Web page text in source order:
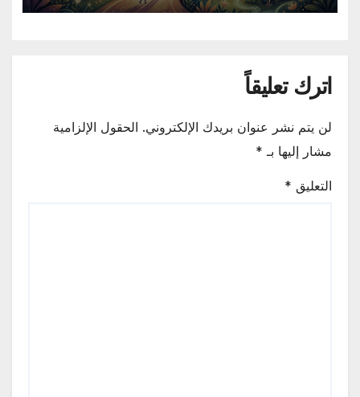
اترك تعليقاً
لن يتم نشر عنوان بريدك الإلكتروني. الحقول الإلزامية
مشار إليها بـ *
التعليق *